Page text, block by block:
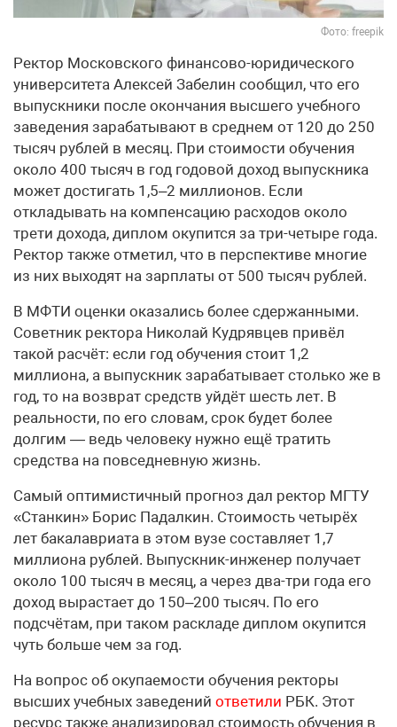
Фото: freepik
Ректор Московского финансово-юридического
университета Алексей Забелин сообщил, что его
выпускники после окончания высшего учебного
заведения зарабатывают в среднем от 120 до 250
тысяч рублей в месяц. При стоимости обучения
около 400 тысяч в год годовой доход выпускника
может достигать 1,5–2 миллионов. Если
откладывать на компенсацию расходов около
трети дохода, диплом окупится за три-четыре года.
Ректор также отметил, что в перспективе многие
из них выходят на зарплаты от 500 тысяч рублей.
В МФТИ оценки оказались более сдержанными.
Советник ректора Николай Кудрявцев привёл
такой расчёт: если год обучения стоит 1,2
миллиона, а выпускник зарабатывает столько же в
год, то на возврат средств уйдёт шесть лет. В
реальности, по его словам, срок будет более
долгим — ведь человеку нужно ещё тратить
средства на повседневную жизнь.
Самый оптимистичный прогноз дал ректор МГТУ
«Станкин» Борис Падалкин. Стоимость четырёх
лет бакалавриата в этом вузе составляет 1,7
миллиона рублей. Выпускник-инженер получает
около 100 тысяч в месяц, а через два-три года его
доход вырастает до 150–200 тысяч. По его
подсчётам, при таком раскладе диплом окупится
чуть больше чем за год.
На вопрос об окупаемости обучения ректоры
высших учебных заведений ответили РБК. Этот
ресурс также анализировал стоимость обучения в